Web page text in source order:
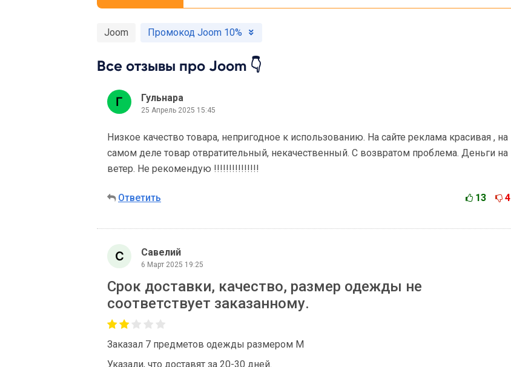
Joom Промокод Joom 10%
Все отзывы про Joom 👇
Гульнара
25 Апрель 2025 15:45
Низкое качество товара, непригодное к использованию. На сайте реклама красивая , на
самом деле товар отвратительный, некачественный. С возвратом проблема. Деньги на
ветер. Не рекомендую !!!!!!!!!!!!!!!
Ответить 13 4
Савелий
6 Март 2025 19:25
Cрок доставки, качество, размер одежды не
соответствует заказанному.
Заказал 7 предметов одежды размером M
Указали, что доставят за 20-30 дней.